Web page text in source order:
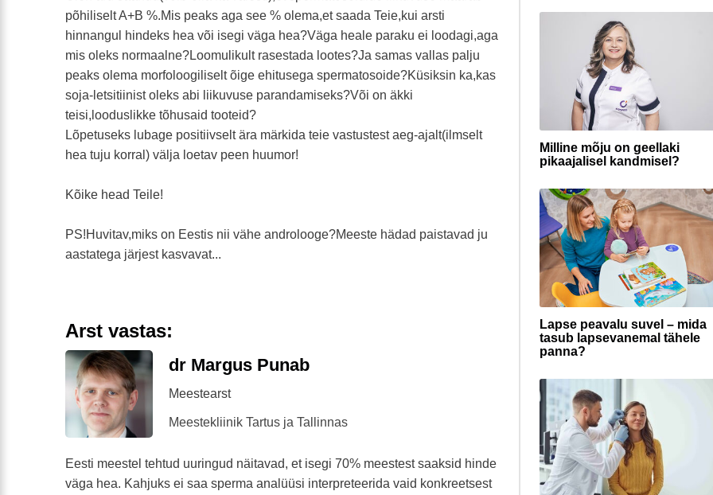
Milline mõju on geellaki
pikaajalisel kandmisel?
Lapse peavalu suvel – mida
tasub lapsevanemal tähele
panna?
põhiliselt A+B %.Mis peaks aga see % olema,et saada Teie,kui arsti
hinnangul hindeks hea või isegi väga hea?Väga heale paraku ei loodagi,aga
mis oleks normaalne?Loomulikult rasestada lootes?Ja samas vallas palju
peaks olema morfoloogiliselt õige ehitusega spermatosoide?Küsiksin ka,kas
soja-letsitiinist oleks abi liikuvuse parandamiseks?Või on äkki
teisi,looduslikke tõhusaid tooteid?
Lõpetuseks lubage positiivselt ära märkida teie vastustest aeg-ajalt(ilmselt
hea tuju korral) välja loetav peen huumor!
Kõike head Teile!
PS!Huvitav,miks on Eestis nii vähe androlooge?Meeste hädad paistavad ju
aastatega järjest kasvavat...
Arst vastas:
dr Margus Punab
Meestearst
Meestekliinik Tartus ja Tallinnas
Eesti meestel tehtud uuringud näitavad, et isegi 70% meestest saaksid hinde
väga hea. Kahjuks ei saa sperma analüüsi interpreteerida vaid konkreetsest